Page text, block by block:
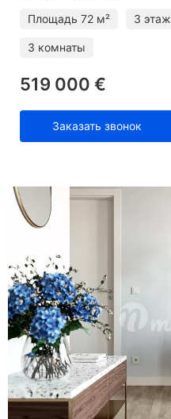
Площадь 72 м² 3 этаж
3 комнаты
519 000 €
Заказать звонок